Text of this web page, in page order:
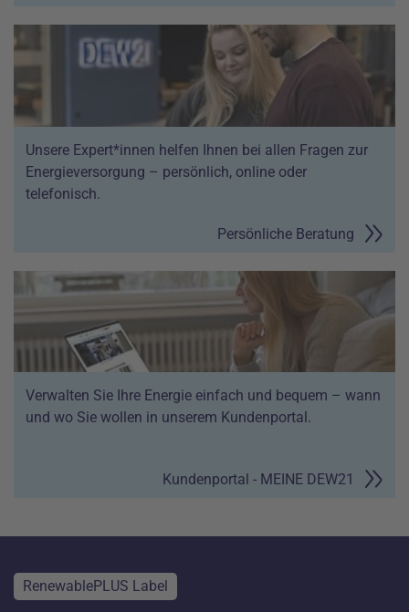
Unsere Expert*innen helfen Ihnen bei allen Fragen zur
Energieversorgung – persönlich, online oder
telefonisch.
Persönliche Beratung
Verwalten Sie Ihre Energie einfach und bequem – wann
und wo Sie wollen in unserem Kundenportal.
Kundenportal - MEINE DEW21
RenewablePLUS Label